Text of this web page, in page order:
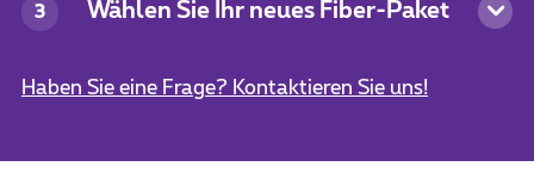
3 Wählen Sie Ihr neues Fiber-Paket
Haben Sie eine Frage? Kontaktieren Sie uns!